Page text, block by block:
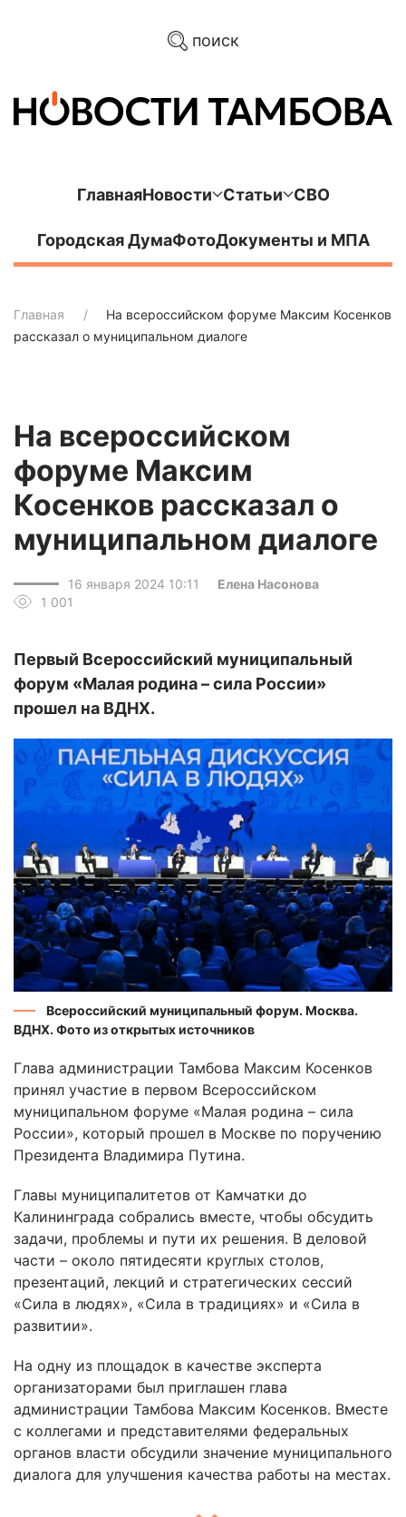
поиск
ГлавнаяНовости Статьи СВО
Городская ДумаФотоДокументы и МПА
Главная
На всероссийском форуме Максим Косенков
рассказал о муниципальном диалоге
На всероссийском
форуме Максим
Косенков рассказал о
муниципальном диалоге
16 января 2024 10:11
Елена Насонова
1 001
Первый Всероссийский муниципальный
форум «Малая родина – сила России»
прошел на ВДНХ.
Всероссийский муниципальный форум. Москва.
ВДНХ. Фото из открытых источников
Глава администрации Тамбова Максим Косенков
принял участие в первом Всероссийском
муниципальном форуме «Малая родина – сила
России», который прошел в Москве по поручению
Президента Владимира Путина.
Главы муниципалитетов от Камчатки до
Калининграда собрались вместе, чтобы обсудить
задачи, проблемы и пути их решения. В деловой
части – около пятидесяти круглых столов,
презентаций, лекций и стратегических сессий
«Сила в людях», «Сила в традициях» и «Сила в
развитии».
На одну из площадок в качестве эксперта
организаторами был приглашен глава
администрации Тамбова Максим Косенков. Вместе
с коллегами и представителями федеральных
органов власти обсудили значение муниципального
диалога для улучшения качества работы на местах.